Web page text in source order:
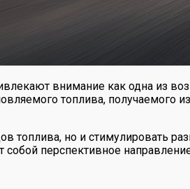
внимание как одна из
топлива, получаемого
топлива, но и стимулировать
перспективное